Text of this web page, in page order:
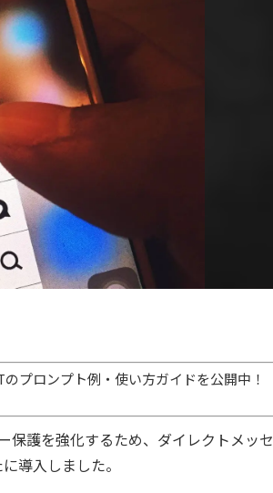
プロンプト例・使い方ガイドを公開中！
護を強化するため、ダイレクトメッセ
導入しました。